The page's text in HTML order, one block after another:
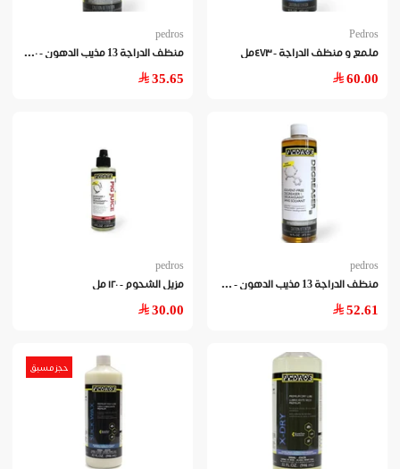
Pedros
ملمع و منظف الدراجة - ٤٧٣مل
60.00
pedros
منظ
ف الدراجة 13 مذيب الدهون - ١٢٠ مل
35.65
pedros
منظ
ف الدراجة 13 مذيب الدهون - ٤٧٣مل
52.61
pedros
مزيل الشحوم - ١٢٠ مل
30.00
حجز مسبق